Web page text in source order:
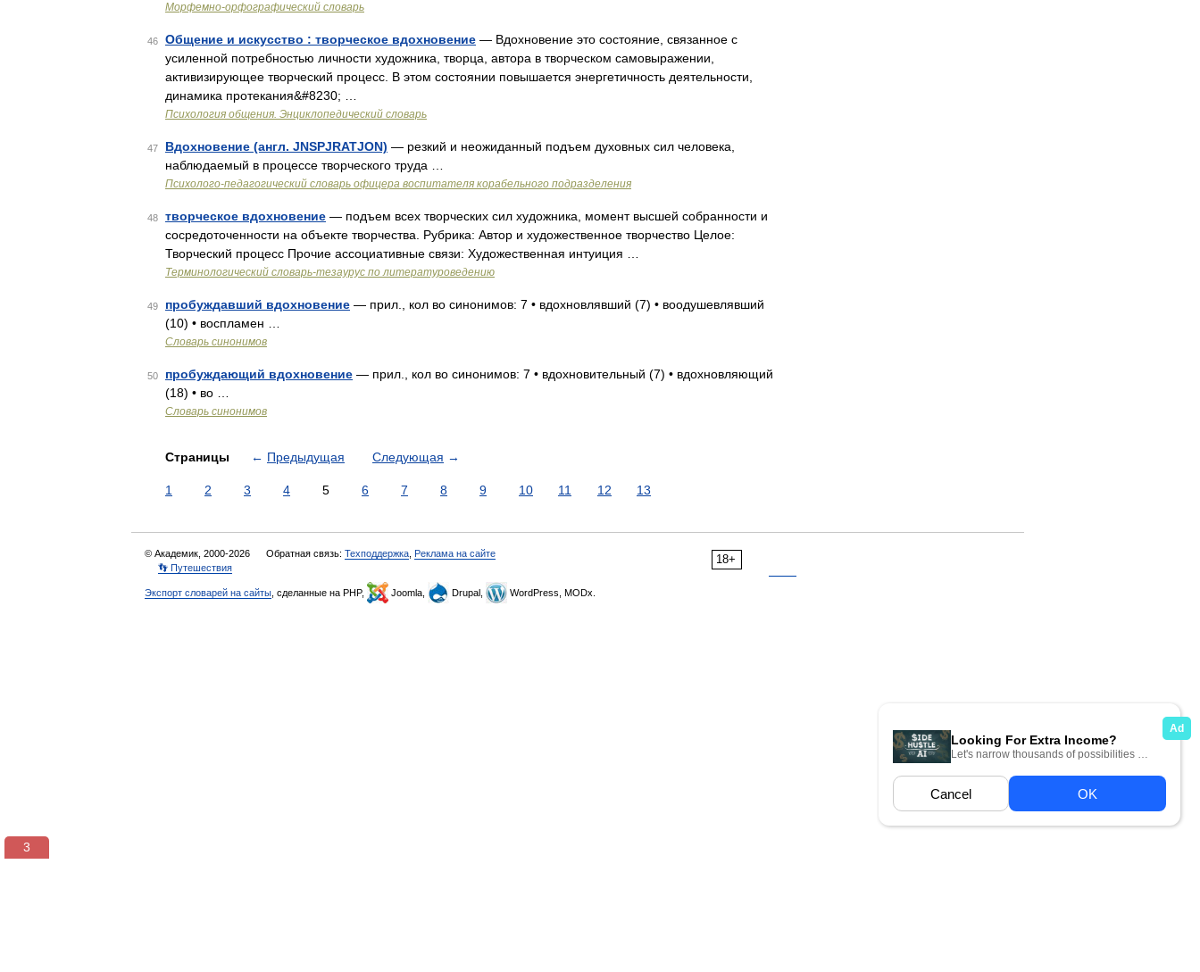
Морфемно-орфографический словарь
46 Общение и искусство : творческое вдохновение — Вдохновение это состояние, связанное с
усиленной потребностью личности художника, творца, автора в творческом самовыражении,
активизирующее творческий процесс. В этом состоянии повышается энергетичность деятельности,
динамика протекания&#8230; …
Психология общения. Энциклопедический словарь
47 Вдохновение (англ. JNSPJRATJON) — резкий и неожиданный подъем духовных сил человека,
наблюдаемый в процессе творческого труда …
Психолого-педагогический словарь офицера воспитателя корабельного подразделения
48 творческое вдохновение — подъем всех творческих сил художника, момент высшей собранности и
сосредоточенности на объекте творчества. Рубрика: Автор и художественное творчество Целое:
Творческий процесс Прочие ассоциативные связи: Художественная интуиция …
Терминологический словарь-тезаурус по литературоведению
49 пробуждавший вдохновение — прил., кол во синонимов: 7 • вдохновлявший (7) • воодушевлявший
(10) • воспламен …
Словарь синонимов
50 пробуждающий вдохновение — прил., кол во синонимов: 7 • вдохновительный (7) • вдохновляющий
(18) • во …
Словарь синонимов
Страницы ← Предыдущая Следующая →
1 2 3 4 5 6 7 8 9 10 11 12 13
18+
© Академик, 2000-2026 Обратная связь: Техподдержка Реклама на сайте
👣 Путешествия
Экспорт словарей на сайты , сделанные на PHP, Joomla, Drupal, WordPress, MODx.
3